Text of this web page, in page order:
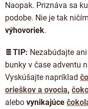
Naopak. Priznáva sa
podobe. Nie je tak
výhovoriek.
🍫 TIP: Nezabúdajte
bunky v čase adventu
Vyskúšajte napríklad
orieškov a ovocia,
alebo vynikajúce